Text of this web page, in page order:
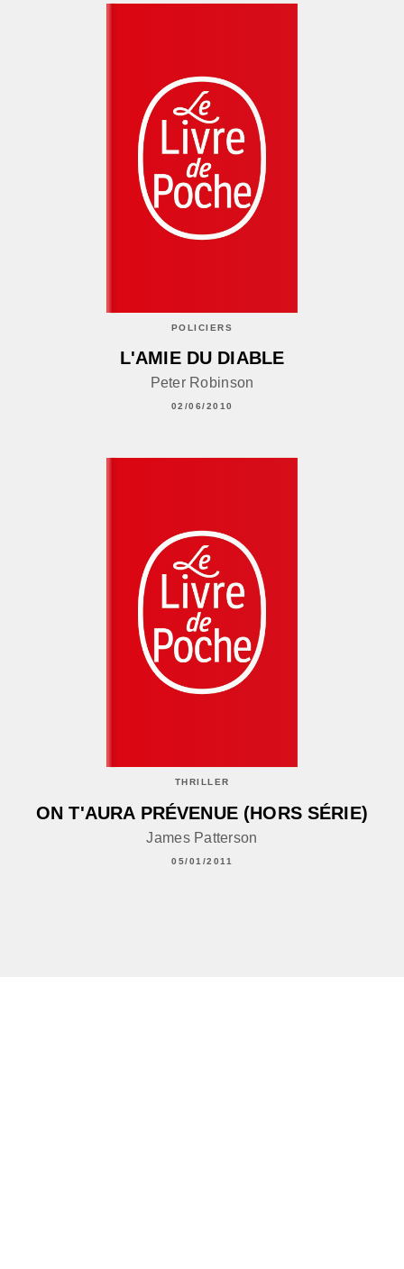
POLICIERS
L'AMIE DU DIABLE
Peter Robinson
02/06/2010
THRILLER
ON T'AURA PRÉVENUE (HORS SÉRIE)
James Patterson
05/01/2011